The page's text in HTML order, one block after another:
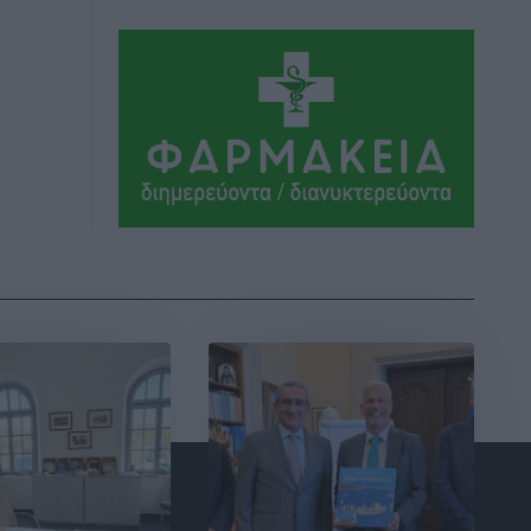
Ιάλυσος Β’: Νωρίς νωρίς μπήκαν στα
βάσανα της προετοιμασίας
πριν 13 ώρες
Εθνικός Αρχίπολης: Μεγάλο βήμα
προόδου η ίδρυση Ακαδημίας
μέλλον
Αθλητικά πριν 13 ώρες
ΠΑΜΕ ΣΤΟΙΧΗΜΑ: Περισσότερα από 95
εκατομμύρια ευρώ σε κέρδη μοίρασε
πριν 13 ώρες